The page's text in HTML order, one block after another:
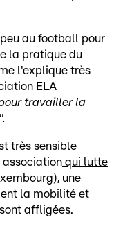
au football pour
la pratique du
l'explique très
ELA
travailler la
très sensible
qui lutte
une
la mobilité et
affligées.